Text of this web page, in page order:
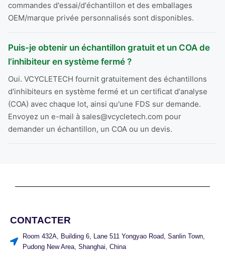
commandes d'essai/d'échantillon et des emballages
OEM/marque privée personnalisés sont disponibles.
Puis-je obtenir un échantillon gratuit et un COA de
l’inhibiteur en système fermé ?
Oui. VCYCLETECH fournit gratuitement des échantillons
d'inhibiteurs en système fermé et un certificat d'analyse
(COA) avec chaque lot, ainsi qu'une FDS sur demande.
Envoyez un e-mail à sales@vcycletech.com pour
demander un échantillon, un COA ou un devis.
CONTACTER
Room 432A, Building 6, Lane 511 Yongyao Road, Sanlin Town,
Pudong New Area, Shanghai, China